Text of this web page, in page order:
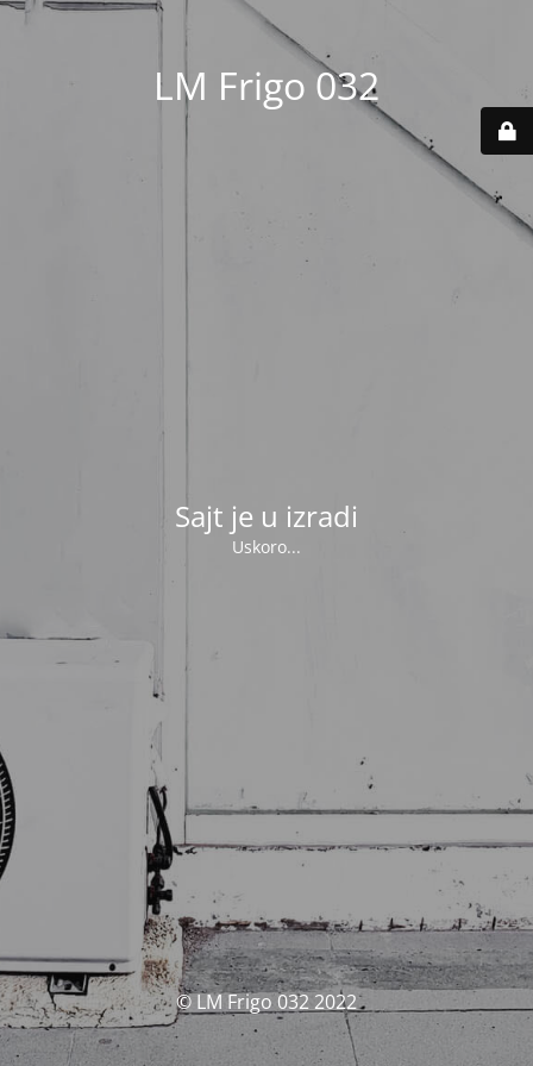
LM Frigo 032
Sajt je u izradi
Uskoro...
© LM Frigo 032 2022